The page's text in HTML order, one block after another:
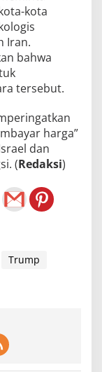
kota
Iran.
bahwa
tersebut.
harga”
dan
(Redaksi)
Trump